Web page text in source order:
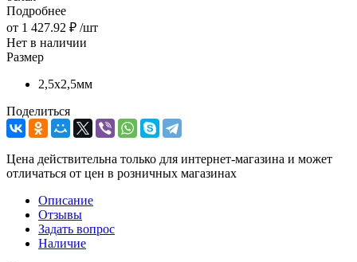
Подробнее
от 1 427.92 ₽ /шт
Нет в наличии
Размер
2,5х2,5мм
Поделиться
Цена действительна только для интернет-магазина и может
отличаться от цен в розничных магазинах
Описание
Отзывы
Задать вопрос
Наличие